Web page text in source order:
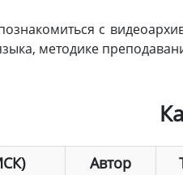
с
методике
Автор